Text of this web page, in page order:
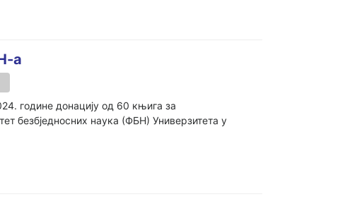
а
године донацију од 60 књига за
безбједносних наука (ФБН) Универзитета у